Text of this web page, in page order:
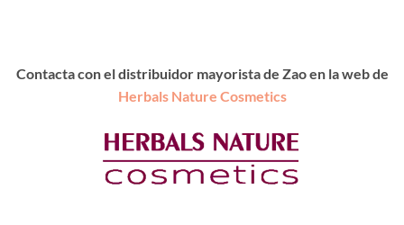
Contacta con el distribuidor mayorista de Zao en la web de
Herbals Nature Cosmetics